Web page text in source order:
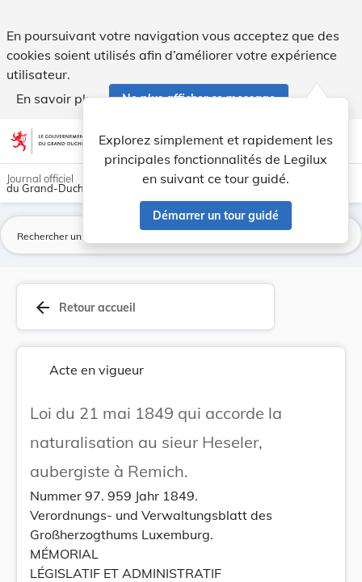
En poursuivant votre navigation vous acceptez que des
cookies soient utilisés afin d’améliorer votre expérience
utilisateur.
En savoir plus
Ne plus afficher ce message
Aller au contenu account_circle help Aide
Explorez simplement et rapidement les
principales fonctionnalités de Legilux
en suivant ce tour guidé.
Démarrer un tour guidé
light_mode dark_mode
Journal officiel
du Grand-Duché de Luxembourg
arrow_back Retour accueil
Acte en vigueur
Loi du 21 mai 1849 qui accorde la
naturalisation au sieur Heseler,
aubergiste à Remich.
Nummer 97. 959 Jahr 1849.
Verordnungs- und Verwaltungsblatt des
Großherzogthums Luxemburg.
MÉMORIAL
LÉGISLATIF ET ADMINISTRATIF